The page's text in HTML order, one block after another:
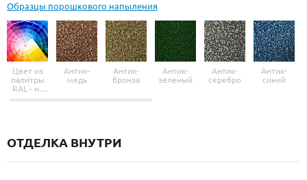
Образцы порошкового напыления
Цвет из
палитры
RAL - на
выбор
Антик-
медь
Антик-
бронза
Антик-
зеленый
Антик-
серебро
Антик-
синий
ОТДЕЛКА ВНУТРИ